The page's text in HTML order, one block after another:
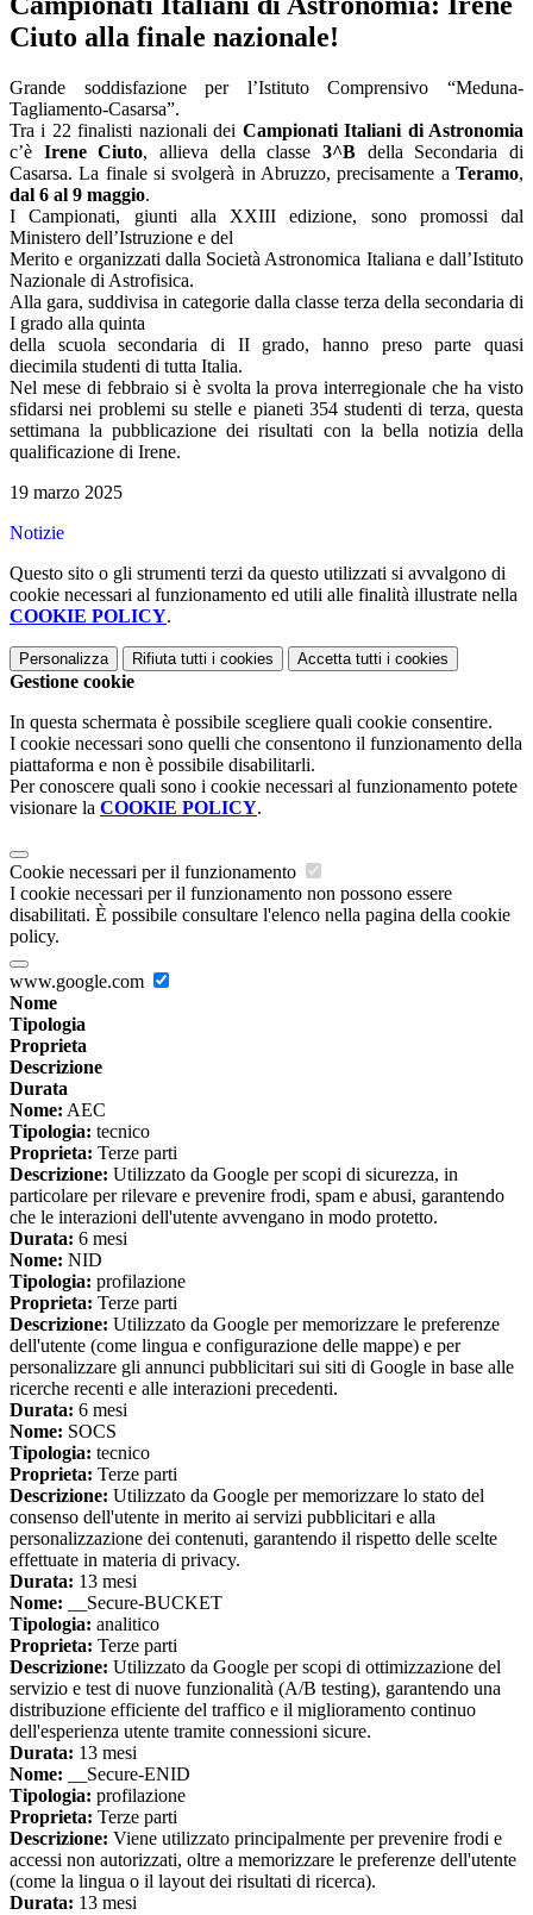
Ciuto alla finale nazionale!
Grande soddisfazione per l’Istituto Comprensivo “Meduna-
Tagliamento-Casarsa”.
Tra i 22 finalisti nazionali dei Campionati Italiani di Astronomia
c’è Irene Ciuto, allieva della classe3^B della Secondaria di
Casarsa. La finale si svolgerà in Abruzzo, precisamente a Teramo,
dal 6 al 9 maggio.
I Campionati, giunti alla XXIII edizione, sono promossi dal
Ministero dell’Istruzione e del
Merito e organizzati dalla Società Astronomica Italiana e dall’Istituto
Nazionale di Astrofisica.
Alla gara, suddivisa in categorie dalla classe terza della secondaria di
I grado alla quinta
della scuola secondaria di II grado, hanno preso parte quasi
diecimila studenti di tutta Italia.
Nel mese di febbraio si è svolta la prova interregionale che ha visto
sfidarsi nei problemi su stelle e pianeti 354 studenti di terza, questa
settimana la pubblicazione dei risultati con la bella notizia della
qualificazione di Irene.
19 marzo 2025
Notizie
Questo sito o gli strumenti terzi da questo utilizzati si avvalgono di
cookie necessari al funzionamento ed utili alle finalità illustrate nella
COOKIE POLICY.
Personalizza Rifiuta tutti i cookies Accetta tutti i cookies
Gestione cookie
In questa schermata è possibile scegliere quali cookie consentire.
I cookie necessari sono quelli che consentono il funzionamento della
piattaforma e non è possibile disabilitarli.
Per conoscere quali sono i cookie necessari al funzionamento potete
visionare la COOKIE POLICY.
Cookie necessari per il funzionamento
I cookie necessari per il funzionamento non possono essere
disabilitati. È possibile consultare l'elenco nella pagina della cookie
policy.
www.google.com
Nome
Tipologia
Proprieta
Descrizione
Durata
Nome: AEC
Tipologia: tecnico
Proprieta: Terze parti
Descrizione: Utilizzato da Google per scopi di sicurezza, in
particolare per rilevare e prevenire frodi, spam e abusi, garantendo
che le interazioni dell'utente avvengano in modo protetto.
Durata: 6 mesi
Nome: NID
Tipologia: profilazione
Proprieta: Terze parti
Descrizione: Utilizzato da Google per memorizzare le preferenze
dell'utente (come lingua e configurazione delle mappe) e per
personalizzare gli annunci pubblicitari sui siti di Google in base alle
ricerche recenti e alle interazioni precedenti.
Durata: 6 mesi
Nome: SOCS
Tipologia: tecnico
Proprieta: Terze parti
Descrizione: Utilizzato da Google per memorizzare lo stato del
consenso dell'utente in merito ai servizi pubblicitari e alla
personalizzazione dei contenuti, garantendo il rispetto delle scelte
effettuate in materia di privacy.
Durata: 13 mesi
Nome: __Secure-BUCKET
Tipologia: analitico
Proprieta: Terze parti
Descrizione: Utilizzato da Google per scopi di ottimizzazione del
servizio e test di nuove funzionalità (A/B testing), garantendo una
distribuzione efficiente del traffico e il miglioramento continuo
dell'esperienza utente tramite connessioni sicure.
Durata: 13 mesi
Nome: __Secure-ENID
Tipologia: profilazione
Proprieta: Terze parti
Descrizione: Viene utilizzato principalmente per prevenire frodi e
accessi non autorizzati, oltre a memorizzare le preferenze dell'utente
(come la lingua o il layout dei risultati di ricerca).
Durata: 13 mesi